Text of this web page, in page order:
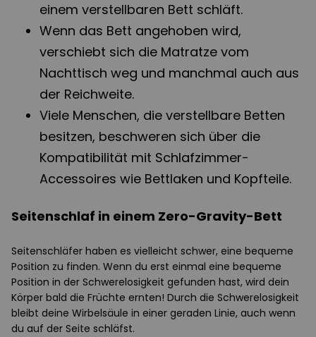
einem verstellbaren Bett schläft.
Wenn das Bett angehoben wird,
verschiebt sich die Matratze vom
Nachttisch weg und manchmal auch aus
der Reichweite.
Viele Menschen, die verstellbare Betten
besitzen, beschweren sich über die
Kompatibilität mit Schlafzimmer-
Accessoires wie Bettlaken und Kopfteile.
Seitenschlaf in einem Zero-Gravity-Bett
Seitenschläfer haben es vielleicht schwer, eine bequeme
Position zu finden. Wenn du erst einmal eine bequeme
Position in der Schwerelosigkeit gefunden hast, wird dein
Körper bald die Früchte ernten! Durch die Schwerelosigkeit
bleibt deine Wirbelsäule in einer geraden Linie, auch wenn
du auf der Seite schläfst.